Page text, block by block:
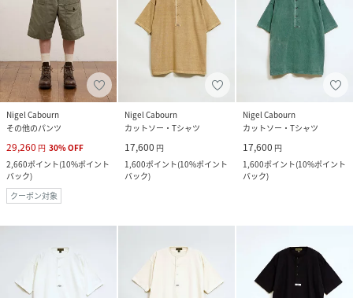
Nigel Cabourn
その他のパンツ
29,260 円 30%OFF
2,660ポイント(10%ポイント
バック)
クーポン対象
Nigel Cabourn
カットソー・Tシャツ
17,600 円
1,600ポイント(10%ポイント
バック)
Nigel Cabourn
カットソー・Tシャツ
17,600 円
1,600ポイント(10%ポイント
バック)